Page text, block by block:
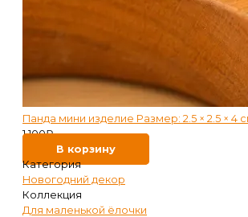
Панда мини изделие Размер: 2.5 × 2.5 × 4
1 100₽
В корзину
Категория
Новогодний декор
Коллекция
Для маленькой ёлочки